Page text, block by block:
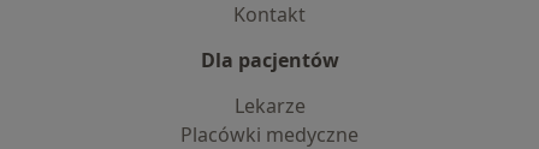
Kontakt
Dla pacjentów
Lekarze
Placówki medyczne